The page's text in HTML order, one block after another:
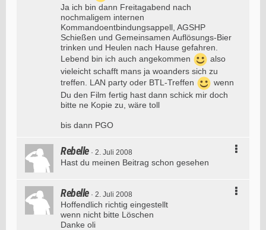
Ja ich bin dann Freitagabend nach
nochmaligem internen
Kommandoentbindungsappell, AGSHP
Schießen und Gemeinsamen Auflösungs-Bier
trinken und Heulen nach Hause gefahren.
Lebend bin ich auch angekommen
also
vieleicht schafft mans ja woanders sich zu
treffen. LAN party oder BTL-Treffen
wenn
Du den Film fertig hast dann schick mir doch
bitte ne Kopie zu, wäre toll
bis dann PGO
Rebelle 2. Juli 2008
Hast du meinen Beitrag schon gesehen
Rebelle 2. Juli 2008
Hoffendlich richtig eingestellt
wenn nicht bitte Löschen
Danke oli